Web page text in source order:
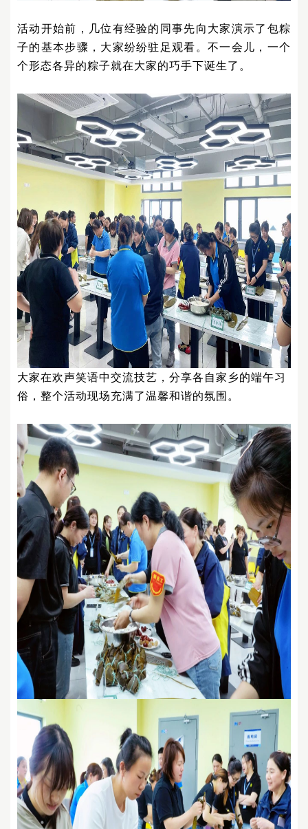
活动开始前，几位有经验的同事先向大家演示了包粽
子的基本步骤，大家纷纷驻足观看。不一会儿，一个
个形态各异的粽子就在大家的巧手下诞生了。
大家在欢声笑语中交流技艺，分享各自家乡的端午习
俗，整个活动现场充满了温馨和谐的氛围。